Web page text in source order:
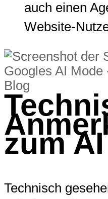
auch einen
Website-
zum
Technisch